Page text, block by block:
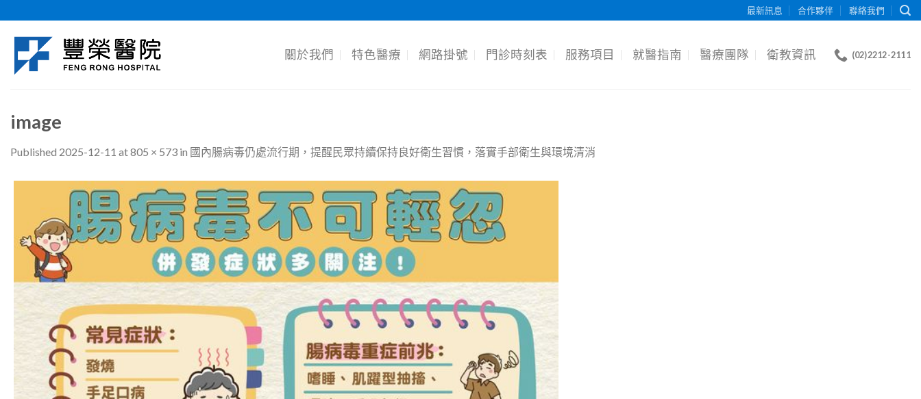
to
content
最新訊息 合作夥伴 聯絡我們
關於我們 特色醫療 網路掛號 門診時刻表 服務項目 就醫指南 醫療團隊 衛教資訊 (02)2212-2111
image
Published 2025-12-11 at805 × 573 in 國內腸病毒仍處流行期，提醒民眾持續保持良好衛生習慣，落實手部衛生與環境清消